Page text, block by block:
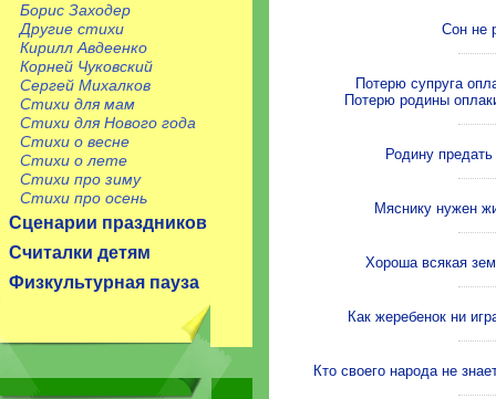
Борис Заходер
Другие стихи
Кирилл Авдеенко
Корней Чуковский
Сергей Михалков
Стихи для мам
Стихи для Нового года
Стихи о весне
Стихи о лете
Стихи про зиму
Стихи про осень
Сценарии праздников
Считалки детям
Физкультурная пауза
Сон не
Потерю супруга
Потерю родины
Родину
Мяснику нужен
Хороша всякая
Как жеребенок ни
Кто своего народа не